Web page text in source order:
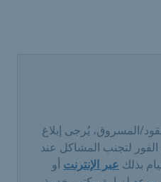
المسروق، يُرجى إبلاغ
لتجنب المشاكل عند
بذلك عبر الإنترنت أو